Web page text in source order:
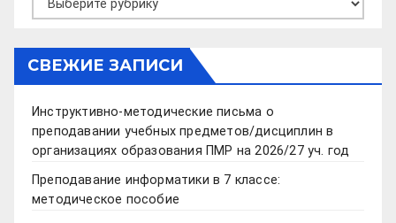
СВЕЖИЕ ЗАПИСИ
Инструктивно-методические письма о
преподавании учебных предметов/дисциплин в
организациях образования ПМР на 2026/27 уч. год
Преподавание информатики в 7 классе:
методическое пособие